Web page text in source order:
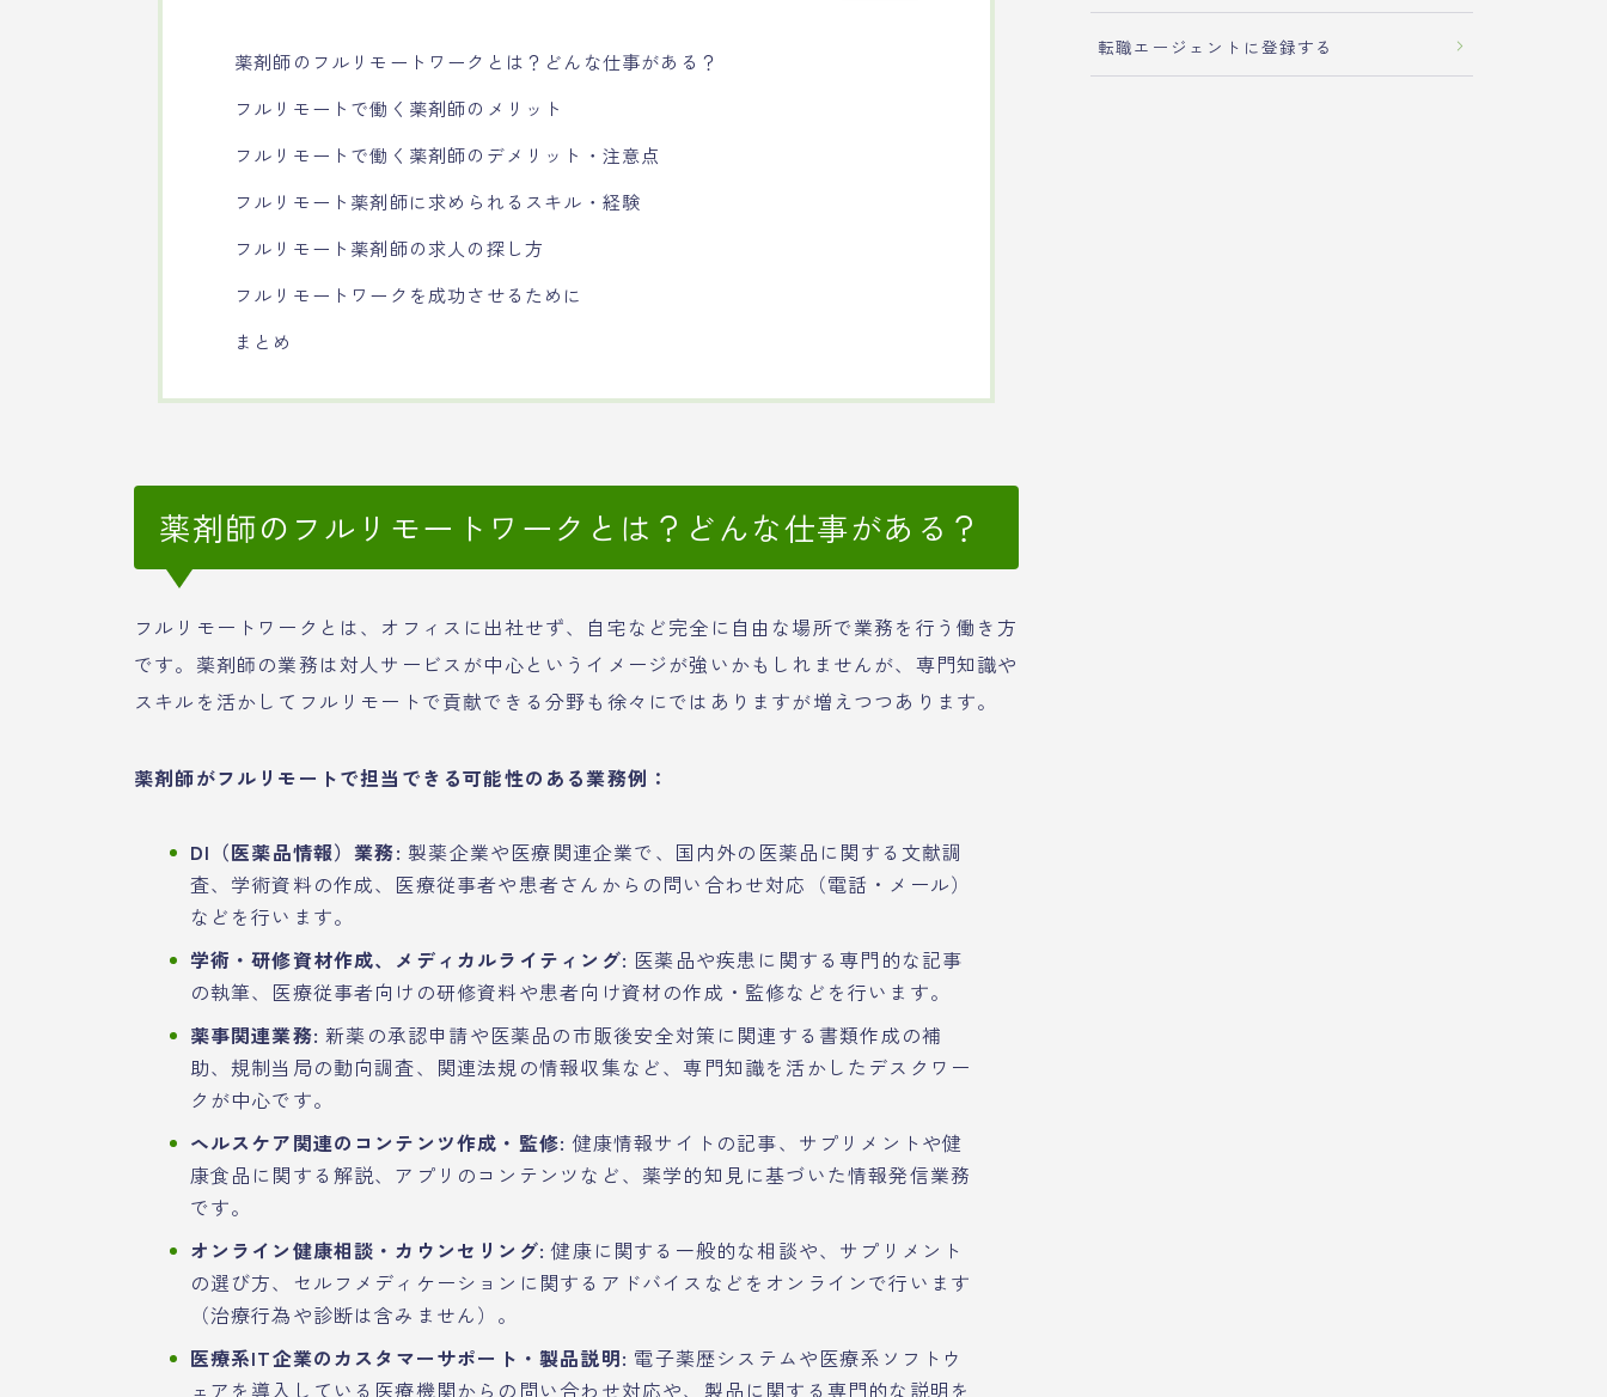
薬剤師のフルリモートワークとは？どんな仕事がある？
フルリモートで働く薬剤師のメリット
フルリモートで働く薬剤師のデメリット・注意点
フルリモート薬剤師に求められるスキル・経験
フルリモート薬剤師の求人の探し方
フルリモートワークを成功させるために
まとめ
薬剤師のフルリモートワークとは？どんな仕事がある？
フルリモートワークとは、オフィスに出社せず、自宅など完全に自由な場所で業務を行う働き方
です。薬剤師の業務は対人サービスが中心というイメージが強いかもしれませんが、専門知識や
スキルを活かしてフルリモートで貢献できる分野も徐々にではありますが増えつつあります。
薬剤師がフルリモートで担当できる可能性のある業務例：
DI（医薬品情報）業務: 製薬企業や医療関連企業で、国内外の医薬品に関する文献調
査、学術資料の作成、医療従事者や患者さんからの問い合わせ対応（電話・メール）
などを行います。
学術・研修資材作成、メディカルライティング: 医薬品や疾患に関する専門的な記事
の執筆、医療従事者向けの研修資料や患者向け資材の作成・監修などを行います。
薬事関連業務: 新薬の承認申請や医薬品の市販後安全対策に関連する書類作成の補
助、規制当局の動向調査、関連法規の情報収集など、専門知識を活かしたデスクワー
クが中心です。
ヘルスケア関連のコンテンツ作成・監修: 健康情報サイトの記事、サプリメントや健
康食品に関する解説、アプリのコンテンツなど、薬学的知見に基づいた情報発信業務
です。
オンライン健康相談・カウンセリング: 健康に関する一般的な相談や、サプリメント
の選び方、セルフメディケーションに関するアドバイスなどをオンラインで行います
（治療行為や診断は含みません）。
医療系IT企業のカスタマーサポート・製品説明: 電子薬歴システムや医療系ソフトウ
ェアを導入している医療機関からの問い合わせ対応や、製品に関する専門的な説明を
転職エージェントに登録する